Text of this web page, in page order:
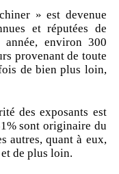
» est devenue
et réputées de
environ 300
provenant de toute
de bien plus loin,
des exposants est
sont originaire du
autres, quant à eux,
de plus loin.